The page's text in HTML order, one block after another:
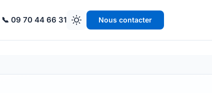
📞 09 70 44 66 31 Nous contacter